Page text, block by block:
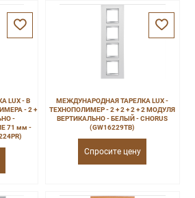
LUX - В
- 2 +
-
71 мм -
МЕЖДУНАРОДНАЯ ТАРЕЛКА LUX -
ТЕХНОПОЛИМЕР - 2 + 2 + 2 + 2 МОДУЛЯ
ВЕРТИКАЛЬНО - БЕЛЫЙ - CHORUS
(GW16229TB)
Спросите цену